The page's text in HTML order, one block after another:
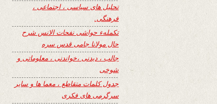
تحلیل های سیاسی ، اجتماعی ،
فرهنگی.
تکملهء حواشی نفحات الانس شرح
حال مولانا جامی قدس سره
جالب ، دیدنی ،خواندنی ، معلوماتی و
شوخی
جدول کلمات متقاطع ، معما ها و سایر
سرگرمی های فکری